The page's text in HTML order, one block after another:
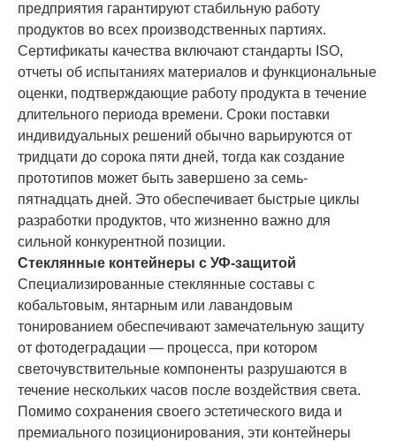
предприятия гарантируют стабильную работу
продуктов во всех производственных партиях.
Сертификаты качества включают стандарты ISO,
отчеты об испытаниях материалов и функциональные
оценки, подтверждающие работу продукта в течение
длительного периода времени. Сроки поставки
индивидуальных решений обычно варьируются от
тридцати до сорока пяти дней, тогда как создание
прототипов может быть завершено за семь-
пятнадцать дней. Это обеспечивает быстрые циклы
разработки продуктов, что жизненно важно для
сильной конкурентной позиции.
Стеклянные контейнеры с УФ-защитой
Специализированные стеклянные составы с
кобальтовым, янтарным или лавандовым
тонированием обеспечивают замечательную защиту
от фотодеградации — процесса, при котором
светочувствительные компоненты разрушаются в
течение нескольких часов после воздействия света.
Помимо сохранения своего эстетического вида и
премиального позиционирования, эти контейнеры